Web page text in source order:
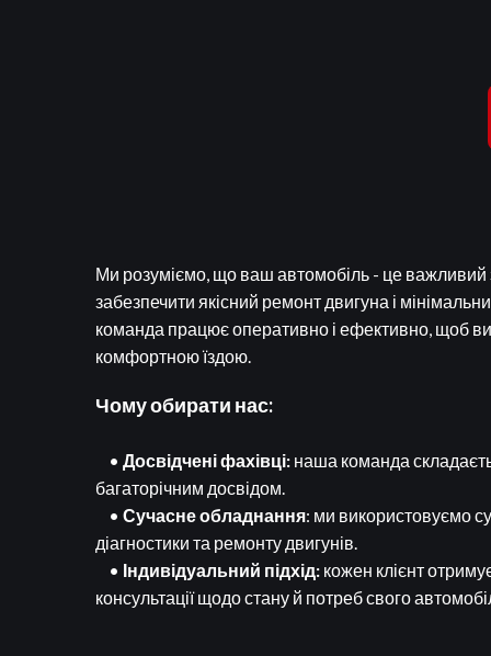
Ми розуміємо, що ваш автомобіль - це важливий
забезпечити якісний ремонт двигуна і
команда працює оперативно і ефективно, щоб
комфортною їздою.
Чому обирати нас:
• Досвідчені фахівці: наша команда
багаторічним досвідом.
• Сучасне обладнання: ми використовуємо
діагностики та ремонту двигунів.
• Індивідуальний підхід: кожен клієнт
консультації щодо стану й потреб свого